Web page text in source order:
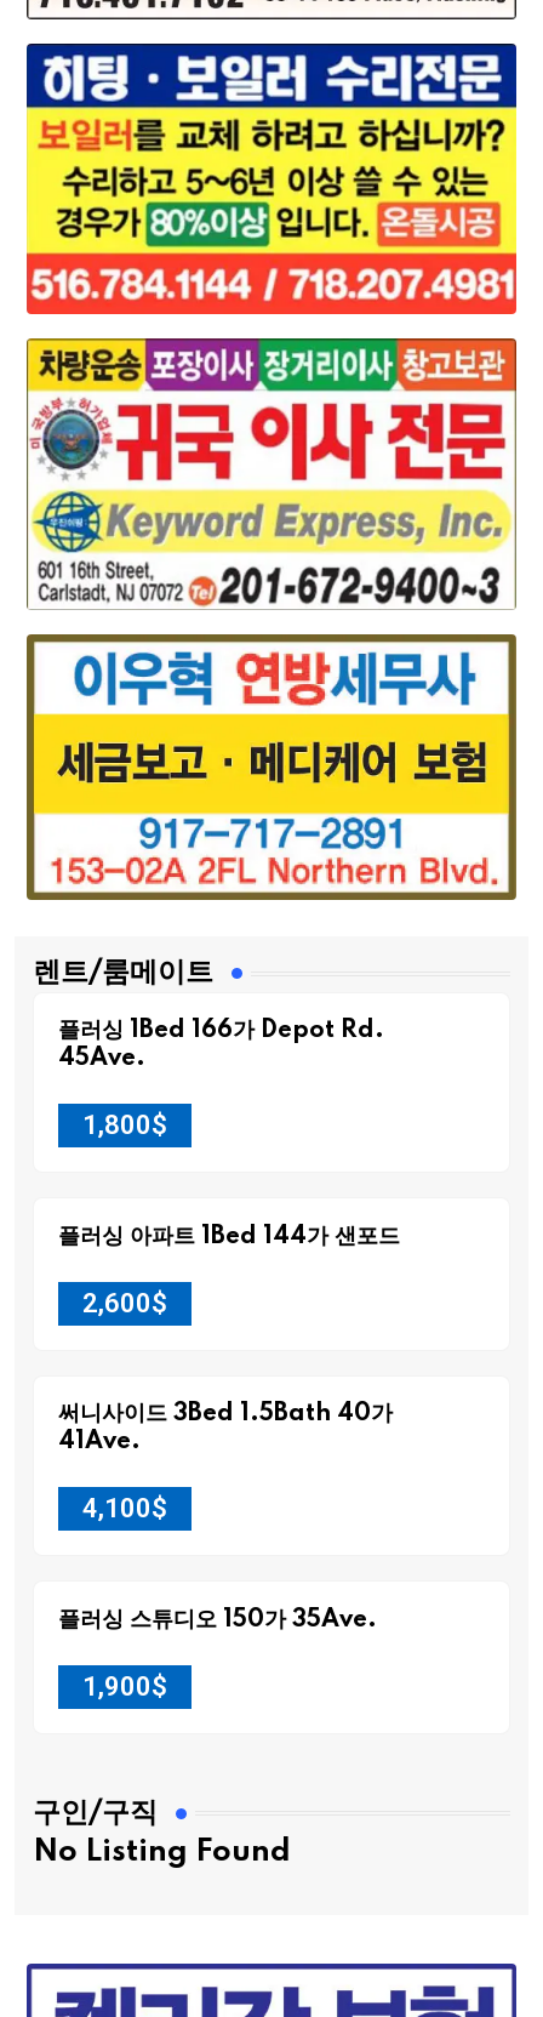
렌트/룸메이트
플러싱 1Bed 166가 Depot Rd.
45Ave.
1,800$
플러싱 아파트 1Bed 144가 샌포드
2,600$
써니사이드 3Bed 1.5Bath 40가
41Ave.
4,100$
플러싱 스튜디오 150가 35Ave.
1,900$
구인/구직
No Listing Found